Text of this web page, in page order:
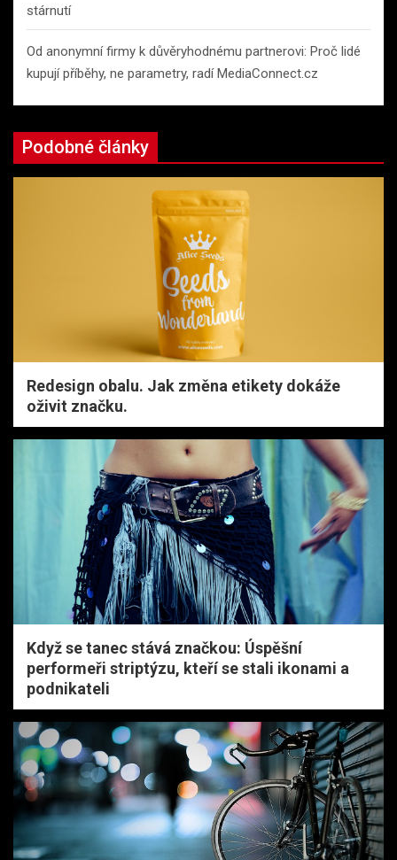
stárnutí
Od anonymní firmy k důvěryhodnému partnerovi: Proč lidé
kupují příběhy, ne parametry, radí MediaConnect.cz
Podobné články
Redesign obalu. Jak změna etikety dokáže
oživit značku.
Když se tanec stává značkou: Úspěšní
performeři striptýzu, kteří se stali ikonami a
podnikateli